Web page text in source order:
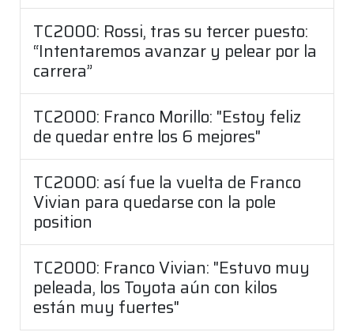
TC2000: Rossi, tras su tercer puesto:
“Intentaremos avanzar y pelear por la
carrera”
TC2000: Franco Morillo: "Estoy feliz
de quedar entre los 6 mejores"
TC2000: así fue la vuelta de Franco
Vivian para quedarse con la pole
position
TC2000: Franco Vivian: "Estuvo muy
peleada, los Toyota aún con kilos
están muy fuertes"